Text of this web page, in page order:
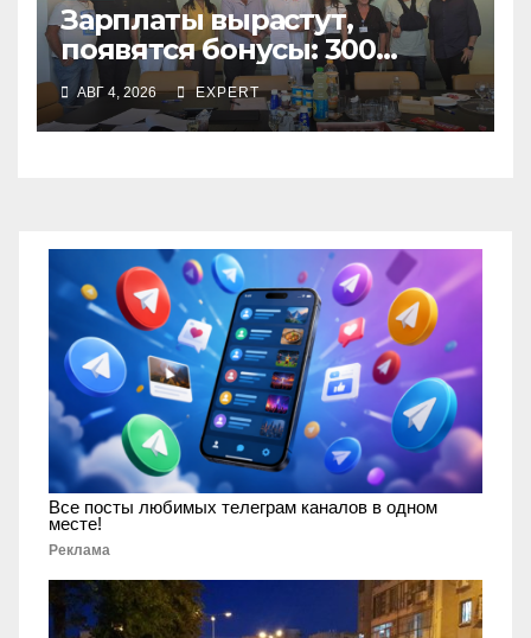
Зарплаты вырастут,
появятся бонусы: 300
сотрудников «Штраус»
получили новый
коллективный договор
АВГ 4, 2026 EXPERT
Все посты любимых телеграм каналов в одном
месте!
Реклама